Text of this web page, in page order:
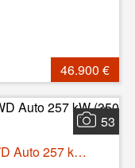
46.900 €
53
Volvo XC60 T6 Recharge Core AWD Auto 257 kW (350 CV)